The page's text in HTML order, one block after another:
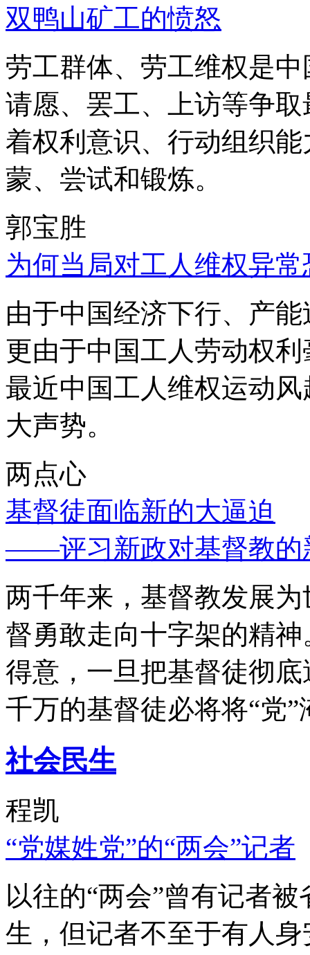
双鸭山矿工的愤怒
劳工群体、劳工维权是
请愿、罢工、上访等争
着权利意识、行动组织
蒙、尝试和锻炼。
郭宝胜
为何当局对工人维权异
由于中国经济下行、产
更由于中国工人劳动权
最近中国工人维权运动
大声势。
两点心
基督徒面临新的大逼迫
——评习新政对基督教的
两千年来，基督教发展
督勇敢走向十字架的精
得意，一旦把基督徒彻
千万的基督徒必将将“党”
社会民生
程凯
“党媒姓党”的“两会”记者
以往的“两会”曾有记者
生，但记者不至于有人